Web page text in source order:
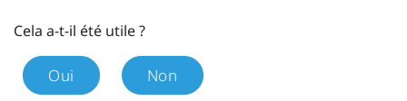
Cela a-t-il été utile ?
Oui Non